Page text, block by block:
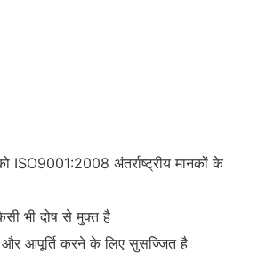
ISO9001:2008 अंतर्राष्ट्रीय मानकों के
भी दोष से मुक्त है
और आपूर्ति करने के लिए सुसज्जित है